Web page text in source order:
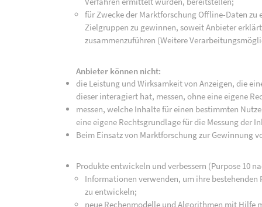
für Zwecke der Marktforschung Offline-Daten
Zielgruppen zu gewinnen, soweit Anbieter
zusammenzuführen (Weitere
Anbieter können nicht:
die Leistung und Wirksamkeit von Anzeigen, die
dieser interagiert hat, messen, ohne eine eigene
messen, welche Inhalte für einen bestimmten
eine eigene Rechtsgrundlage für die Messung der
Beim Einsatz von Marktforschung zur Gewinnung
Produkte entwickeln und verbessern (Purpose 10
Informationen verwenden, um ihre bestehenden
zu entwickeln;
neue Rechenmodelle und Algorithmen mit Hilfe